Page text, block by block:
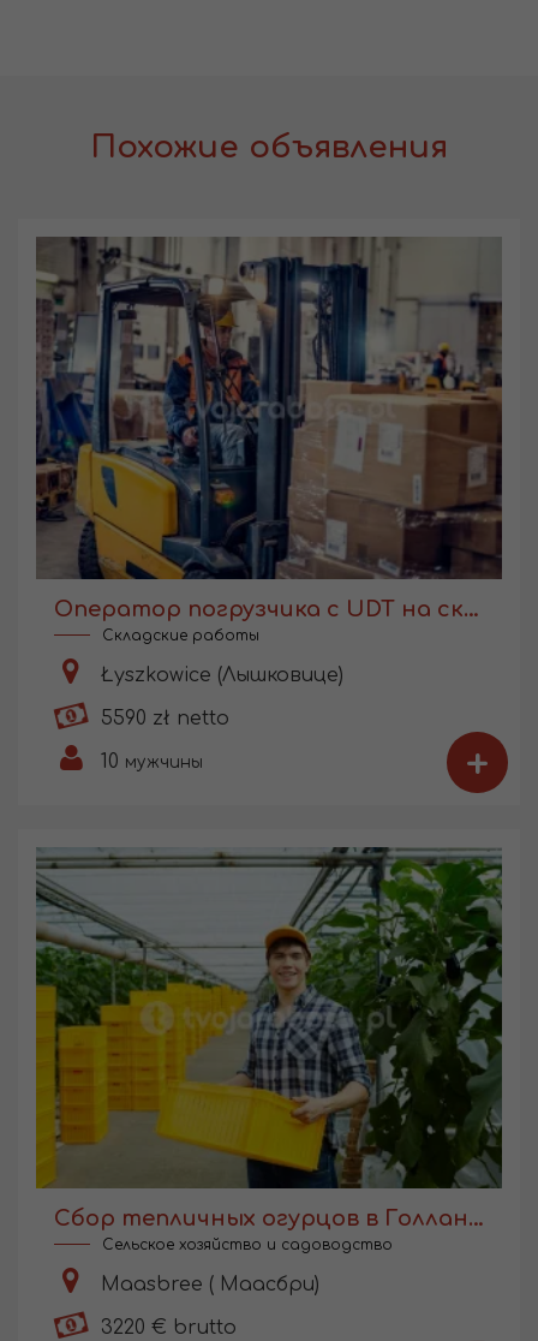
Похожие объявления
Оператор погрузчика с UDT на складе
Складские работы
Łyszkowice (Лышковице)
5590 zł netto
10 мужчины +
Сбор тепличных огурцов в Голландии
Сельское хозяйство и садоводство
Maasbree ( Маасбри)
3220 € brutto